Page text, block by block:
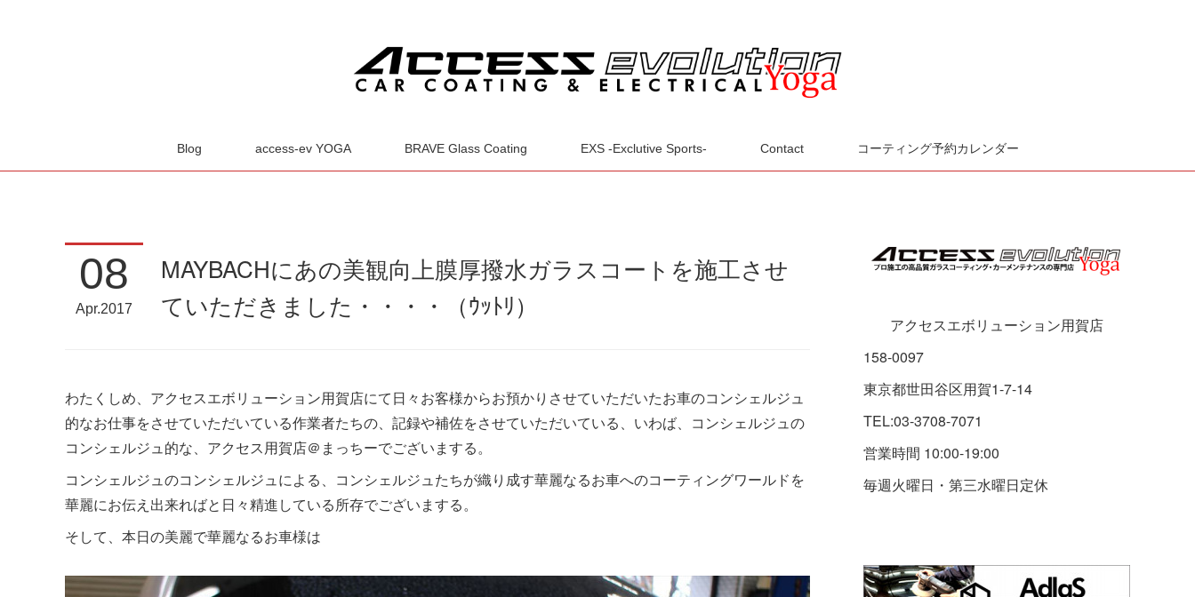
Blog access-ev YOGA BRAVE Glass Coating EXS -Exclutive Sports- Contact コーティング予約カレンダー
08
Apr 2017
MAYBACHにあの美観向上膜厚撥水ガラスコートを施工させ
ていただきました・・・・（ｳｯﾄﾘ）
わたくしめ、アクセスエボリューション用賀店にて日々お客様からお預かりさせていただいたお車のコンシェルジュ
的なお仕事をさせていただいている作業者たちの、記録や補佐をさせていただいている、いわば、コンシェルジュの
コンシェルジュ的な、アクセス用賀店＠まっちーでございまする。
コンシェルジュのコンシェルジュによる、コンシェルジュたちが織り成す華麗なるお車へのコーティングワールドを
華麗にお伝え出来ればと日々精進している所存でございまする。
そして、本日の美麗で華麗なるお車様は
アクセスエボリューション用賀店
158-0097
東京都世田谷区用賀1-7-14
TEL:03-3708-7071
営業時間 10:00-19:00
毎週火曜日・第三水曜日定休